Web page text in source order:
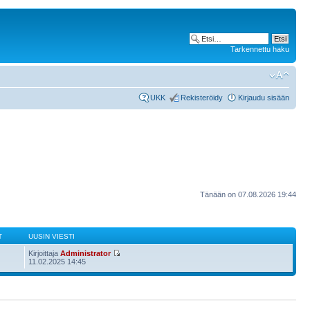
Tarkennettu haku
UKK Rekisteröidy Kirjaudu sisään
Tänään on 07.08.2026 19:44
UUSIN VIESTI
KirjoittajaAdministrator
11.02.2025 14:45